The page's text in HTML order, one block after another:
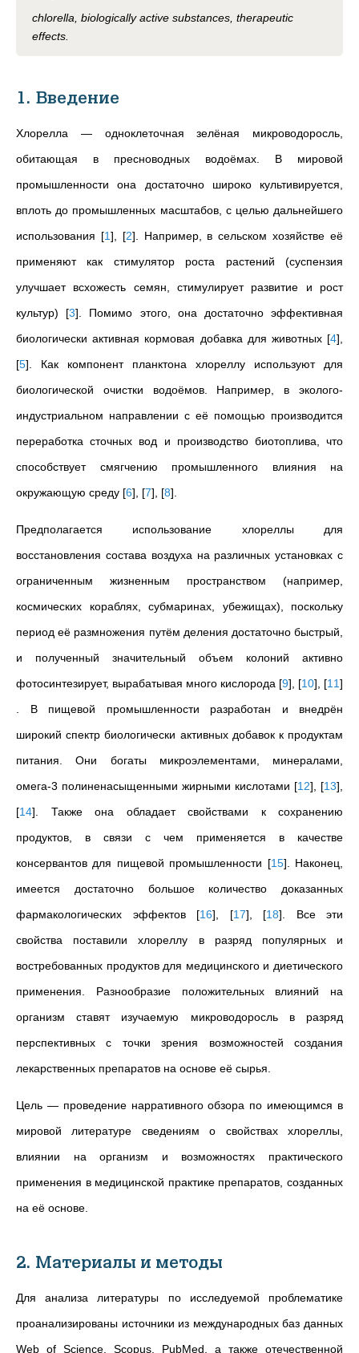
chlorella, biologically active substances, therapeutic
effects.
1. Введение
Хлорелла — одноклеточная зелёная микроводоросль,
обитающая в пресноводных водоёмах. В мировой
промышленности она достаточно широко культивируется,
вплоть до промышленных масштабов, с целью дальнейшего
использования [1] [2] . Например, в сельском хозяйстве её
применяют как стимулятор роста растений (суспензия
улучшает всхожесть семян, стимулирует развитие и рост
культур) [3] . Помимо этого, она достаточно эффективная
биологически активная кормовая добавка для животных [4]
[5] . Как компонент планктона хлореллу используют для
биологической очистки водоёмов. Например, в эколого-
индустриальном направлении с её помощью производится
переработка сточных вод и производство биотоплива, что
способствует смягчению промышленного влияния на
окружающую среду [6] [7] [8]
Предполагается использование хлореллы для
восстановления состава воздуха на различных установках с
ограниченным жизненным пространством (например,
космических кораблях, субмаринах, убежищах), поскольку
период её размножения путём деления достаточно быстрый,
и полученный значительный объем колоний активно
фотосинтезирует, вырабатывая много кислорода [9] [10] [11]
. В пищевой промышленности разработан и внедрён
широкий спектр биологически активных добавок к продуктам
питания. Они богаты микроэлементами, минералами,
омега-3 полиненасыщенными жирными кислотами [12] [13]
[14] . Также она обладает свойствами к сохранению
продуктов, в связи с чем применяется в качестве
консервантов для пищевой промышленности [15] . Наконец,
имеется достаточно большое количество доказанных
фармакологических эффектов [16] [17] [18] . Все эти
свойства поставили хлореллу в разряд популярных и
востребованных продуктов для медицинского и диетического
применения. Разнообразие положительных влияний на
организм ставят изучаемую микроводоросль в разряд
перспективных с точки зрения возможностей создания
лекарственных препаратов на основе её сырья.
Цель — проведение нарративного обзора по имеющимся в
мировой литературе сведениям о свойствах хлореллы,
влиянии на организм и возможностях практического
применения в медицинской практике препаратов, созданных
на её основе.
2. Материалы и методы
Для анализа литературы по исследуемой проблематике
проанализированы источники из международных баз данных
Web of Science, Scopus, PubMed, а также отечественной